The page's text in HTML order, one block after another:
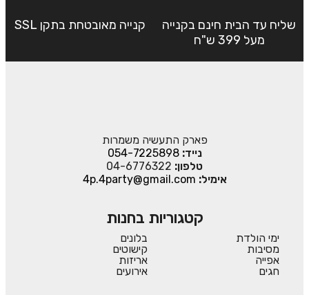
שליח עד הבית חינם בקנייה
מעל 399 ש"ח
קנייה מאובטחת בתקן SSL
פארק התעשיה משמרות
נייד:054-7225898
טלפון: 04-6776322
אימיל: 4p.4party@gmail.com
קטגוריות בחנות
ימי הולדת
מסיבות
אפייה
חגים
בלונים
קישוטים
אריזות
אירועים